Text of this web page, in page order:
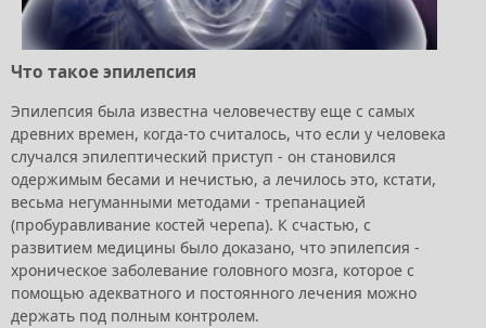
Что такое эпилепсия
Эпилепсия была известна человечеству еще с самых
древних времен, когда-то считалось, что если у человека
случался эпилептический приступ - он становился
одержимым бесами и нечистью, а лечилось это, кстати,
весьма негуманными методами - трепанацией
(пробуравливание костей черепа). К счастью, с
развитием медицины было доказано, что эпилепсия -
хроническое заболевание головного мозга, которое с
помощью адекватного и постоянного лечения можно
держать под полным контролем.